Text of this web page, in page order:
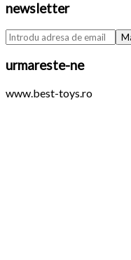
newsletter
urmareste-ne
www.best-toys.ro